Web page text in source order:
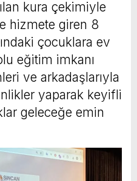
kura çekimiyle
hizmete giren 8
çocuklara ev
eğitim imkanı
ve arkadaşlarıyla
yaparak keyifli
geleceğe emin